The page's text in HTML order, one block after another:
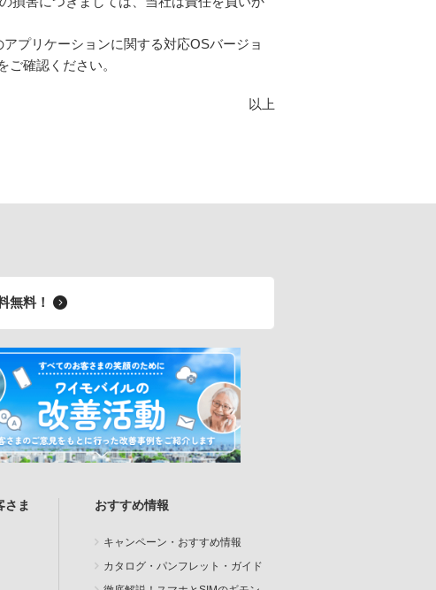
プリケーションに関する対応OSバージョ
ご確認ください。
以上
無料！
さま おすすめ情報
キャンペーン・おすすめ情報
カタログ・パンフレット・ガイド